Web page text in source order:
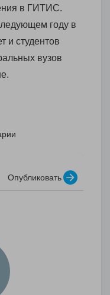
в ГИТИС.
году в
и студентов
вузов
Опубликовать